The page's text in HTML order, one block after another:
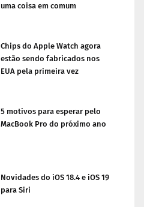
uma coisa em comum
Chips do Apple Watch agora
estão sendo fabricados nos
EUA pela primeira vez
5 motivos para esperar pelo
MacBook Pro do próximo ano
Novidades do iOS 18.4 e iOS 19
para Siri